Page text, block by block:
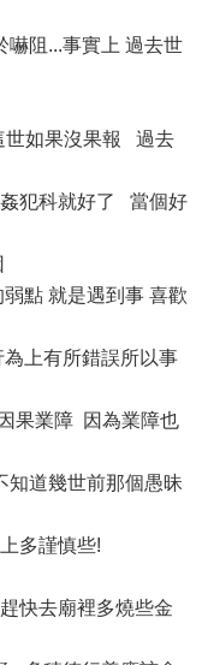
嚇阻...事實上 過去世
世如果沒果報 過去
犯科就好了 當個好
點 就是遇到事 喜歡
上有所錯誤所以事
果業障 因為業障也
道幾世前那個愚昧
多謹慎些!
快去廟裡多燒些金